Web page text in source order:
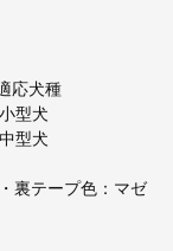
犬種
犬
犬
裏テープ色：マゼ